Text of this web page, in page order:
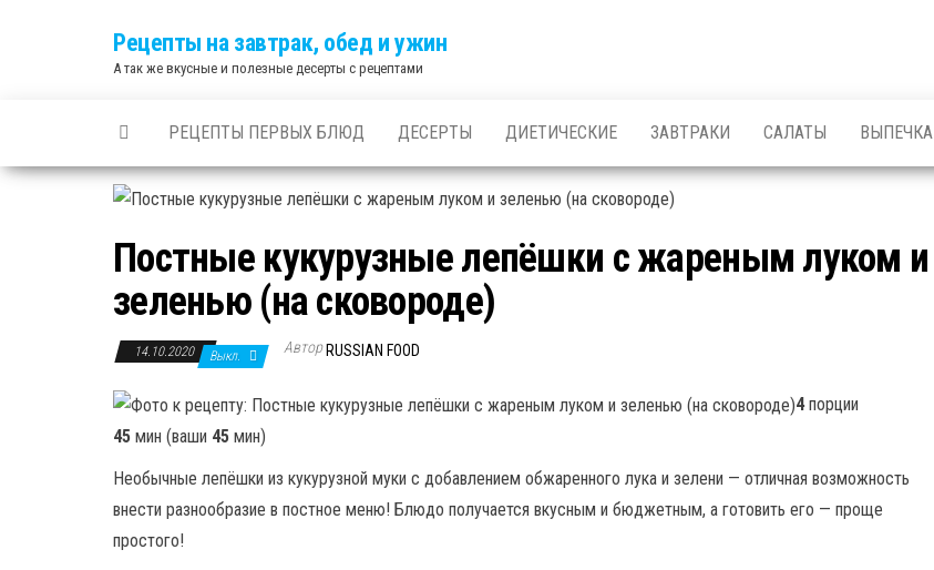
Рецепты на завтрак, обед и ужин
А так же вкусные и полезные десерты с рецептами
РЕЦЕПТЫ ПЕРВЫХ БЛЮД ДЕСЕРТЫ ДИЕТИЧЕСКИЕ ЗАВТРАКИ САЛАТЫ ВЫПЕЧКА
Постные кукурузные лепёшки с жареным луком и
зеленью (на сковороде)
14.10.2020 Выкл. Автор RUSSIAN FOOD
4порции
45 мин (ваши 45 мин)
Необычные лепёшки из кукурузной муки с добавлением обжаренного лука и зелени — отличная возможность
внести разнообразие в постное меню! Блюдо получается вкусным и бюджетным, а готовить его — проще
простого!